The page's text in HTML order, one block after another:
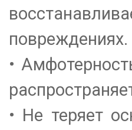
повреждениях.
•
• Не теряет